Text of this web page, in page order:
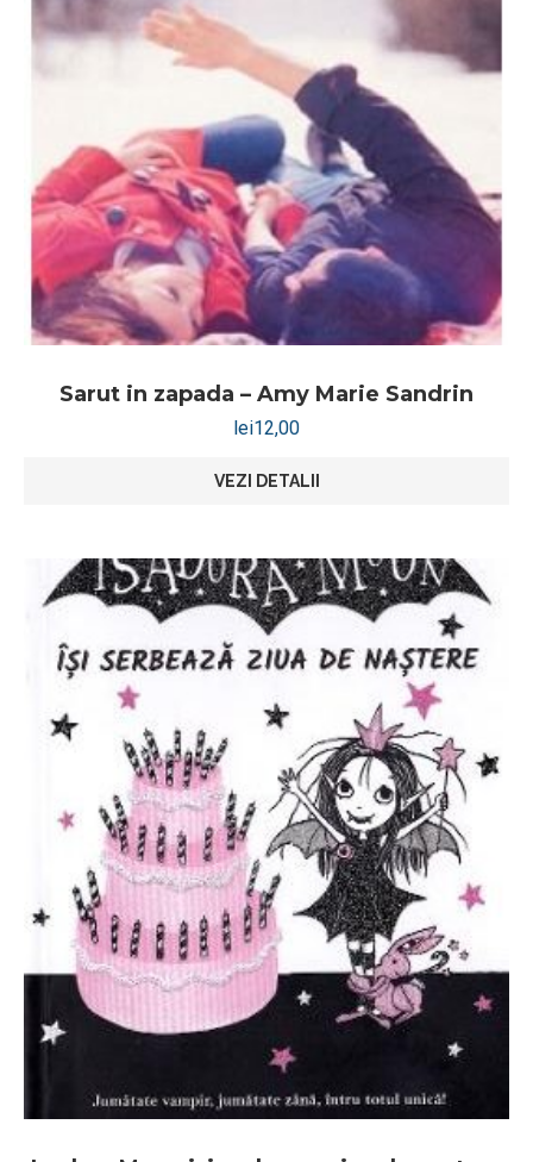
Sarut in zapada – Amy Marie Sandrin
lei12,00
VEZI DETALII